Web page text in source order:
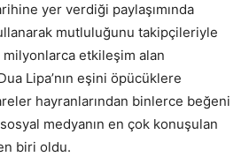
yer verdiği paylaşımında
mutluluğunu takipçileriyle
milyonlarca etkileşim alan
Lipa’nın eşini öpücüklere
hayranlarından binlerce beğeni
medyanın en çok konuşulan
biri oldu.